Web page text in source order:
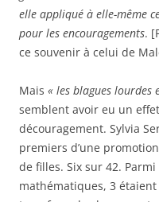
elle appliqué à elle-même
pour les encouragements.
ce souvenir à celui de
Mais « les blagues lourdes
semblent avoir eu un
découragement. Sylvia
premiers d’une
de filles. Six sur 42.
mathématiques, 3